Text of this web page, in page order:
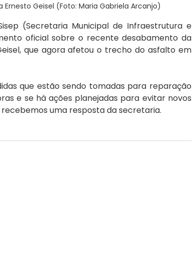
Geisel (Foto: Maria Gabriela Arcanjo)
(Secretaria Municipal de Infraestrutura e
oficial sobre o recente desabamento da
que agora afetou o trecho do asfalto em
que estão sendo tomadas para reparação
e se há ações planejadas para evitar novos
uma resposta da secretaria.